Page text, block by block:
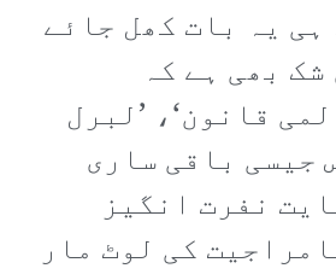
ہی یہ بات کھل جائے
بھی ہے کہ
قانون‘، ’لبرل
جیسی باقی ساری
نفرت انگیز
کی لوٹ مار